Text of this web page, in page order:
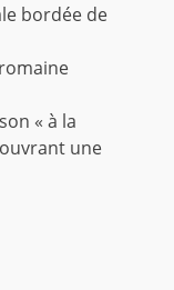
bordée de
« à la
une